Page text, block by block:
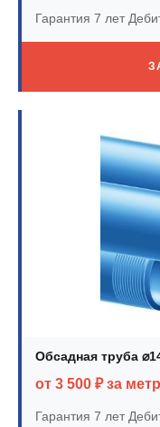
Гарантия 7 лет
Обсадная труба
от 3 500 ₽ за метр
Гарантия 7 лет